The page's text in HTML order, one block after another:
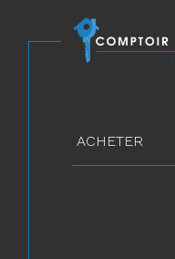
d'offre
ACHETER